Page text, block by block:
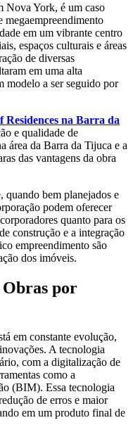
Nova York, é um caso
megaempreendimento
em um vibrante centro
espaços culturais e áreas
de diversas
em uma alta
modelo a ser seguido por
Residences na Barra da
e qualidade de
área da Barra da Tijuca e a
das vantagens da obra
quando bem planejados e
podem oferecer
quanto para os
construção e a integração
empreendimento são
dos imóveis.
Obras por
em constante evolução,
A tecnologia
com a digitalização de
como a
(BIM). Essa tecnologia
de erros e maior
em um produto final de